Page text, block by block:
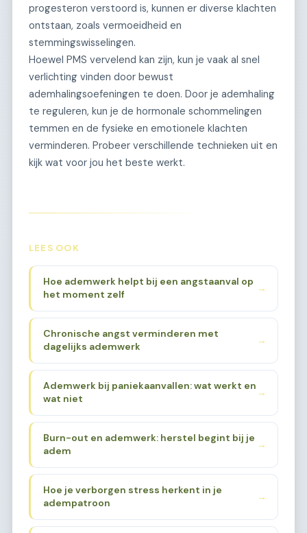
progesteron verstoord is, kunnen er diverse klachten
ontstaan, zoals vermoeidheid en
stemmingswisselingen.
Hoewel PMS vervelend kan zijn, kun je vaak al snel
verlichting vinden door bewust
ademhalingsoefeningen te doen. Door je ademhaling
te reguleren, kun je de hormonale schommelingen
temmen en de fysieke en emotionele klachten
verminderen. Probeer verschillende technieken uit en
kijk wat voor jou het beste werkt.
LEES OOK
Hoe ademwerk helpt bij een angstaanval op
het moment zelf
→
Chronische angst verminderen met
dagelijks ademwerk
→
Ademwerk bij paniekaanvallen: wat werkt en
wat niet
→
Burn-out en ademwerk: herstel begint bij je
adem
→
Hoe je verborgen stress herkent in je
adempatroon
→